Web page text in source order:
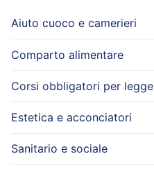
Aiuto cuoco e camerieri
Comparto alimentare
Corsi obbligatori per legge
Estetica e acconciatori
Sanitario e sociale